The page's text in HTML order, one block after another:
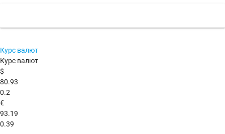
Курс валют
Курс валют
$
80.93
0.2
€
93.19
0.39